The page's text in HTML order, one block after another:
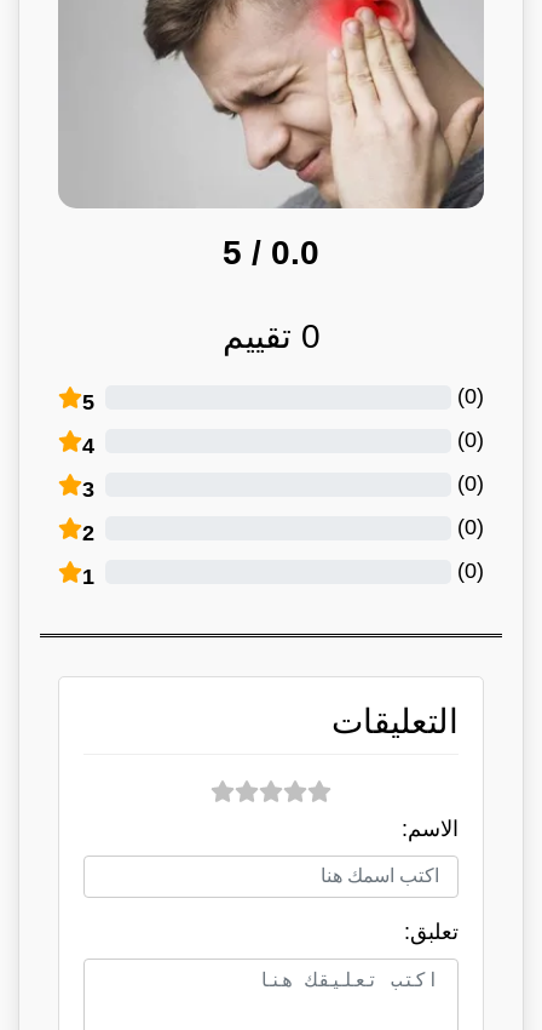
0.0
/ 5
0 تقييم
5 (
0
)
4 (
0
)
3 (
0
)
2 (
0
)
1 (
0
)
التعليقات
الاسم:
تعلبق: